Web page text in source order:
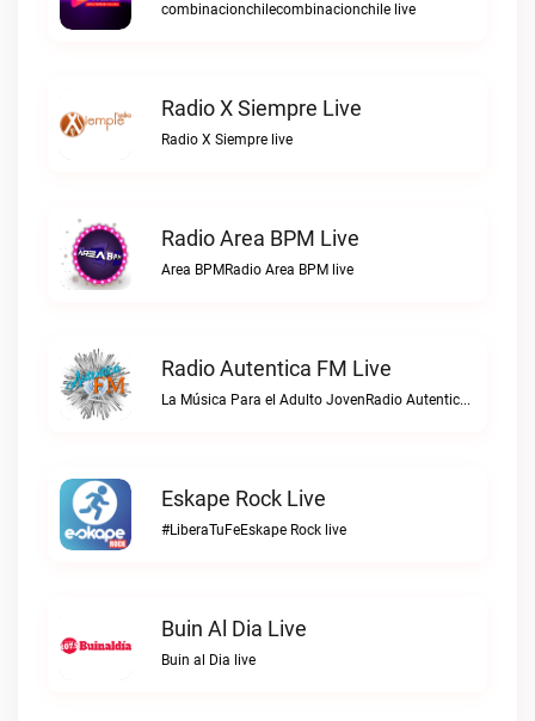
combinacionchilecombinacionchile live
Radio X Siempre Live
Radio X Siempre live
Radio Area BPM Live
Area BPMRadio Area BPM live
Radio Autentica FM Live
La Música Para el Adulto JovenRadio Autentica FM live
Eskape Rock Live
#LiberaTuFeEskape Rock live
Buin Al Dia Live
Buin al Dia live